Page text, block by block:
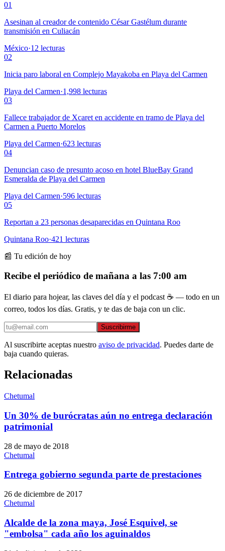
01
Asesinan al creador de contenido César Gastélum durante
transmisión en Culiacán
México·12 lecturas
02
Inicia paro laboral en Complejo Mayakoba en Playa del Carmen
Playa del Carmen·1,998 lecturas
03
Fallece trabajador de Xcaret en accidente en tramo de Playa del
Carmen a Puerto Morelos
Playa del Carmen·623 lecturas
04
Denuncian caso de presunto acoso en hotel BlueBay Grand
Esmeralda de Playa del Carmen
Playa del Carmen·596 lecturas
05
Reportan a 23 personas desaparecidas en Quintana Roo
Quintana Roo·421 lecturas
📰 Tu edición de hoy
Recibe el periódico de mañana a las 7:00 am
El diario para hojear, las claves del día y el podcast ☕ — todo en un
correo, todos los días. Gratis, y te das de baja con un clic.
Suscribirme
Al suscribirte aceptas nuestro aviso de privacidad. Puedes darte de
baja cuando quieras.
Relacionadas
Chetumal
Un 30% de burócratas aún no entrega declaración
patrimonial
28 de mayo de 2018
Chetumal
Entrega gobierno segunda parte de prestaciones
26 de diciembre de 2017
Chetumal
Alcalde de la zona maya, José Esquivel, se
"embolsa" cada año los aguinaldos